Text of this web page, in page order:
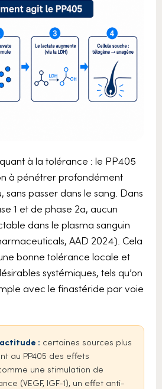
à la tolérance : le PP405
à pénétrer profondément
sans passer dans le sang. Dans
1 et de phase 2a, aucun
dans le plasma sanguin
AAD 2024). Cela
bonne tolérance locale et
systémiques, tels qu’on
avec le finastéride par voie
: certaines sources plus
au PP405 des effets
une stimulation de
(VEGF, IGF-1), un effet anti-